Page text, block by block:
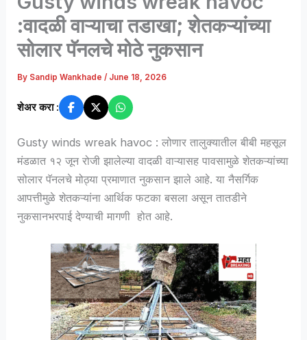
:वादळी वाऱ्याचा तडाखा; शेतकऱ्यांच्या
सोलार पॅनलचे मोठे नुकसान
By Sandip Wankhade/ June 18, 2026
शेअर करा :
Gusty winds wreak havoc : लोणार तालुक्यातील बीबी महसूल
मंडळात १२ जून रोजी झालेल्या वादळी वाऱ्यासह पावसामुळे शेतकऱ्यांच्या
सोलार पॅनलचे मोठ्या प्रमाणात नुकसान झाले आहे. या नैसर्गिक
आपत्तीमुळे शेतकऱ्यांना आर्थिक फटका बसला असून तातडीने
नुकसानभरपाई देण्याची मागणी होत आहे.